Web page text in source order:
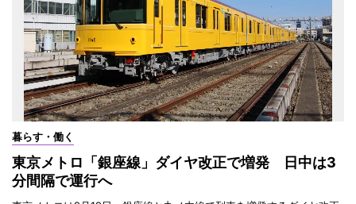
暮らす・働く
東京メトロ「銀座線」ダイヤ改正で増発 日中は3
分間隔で運行へ